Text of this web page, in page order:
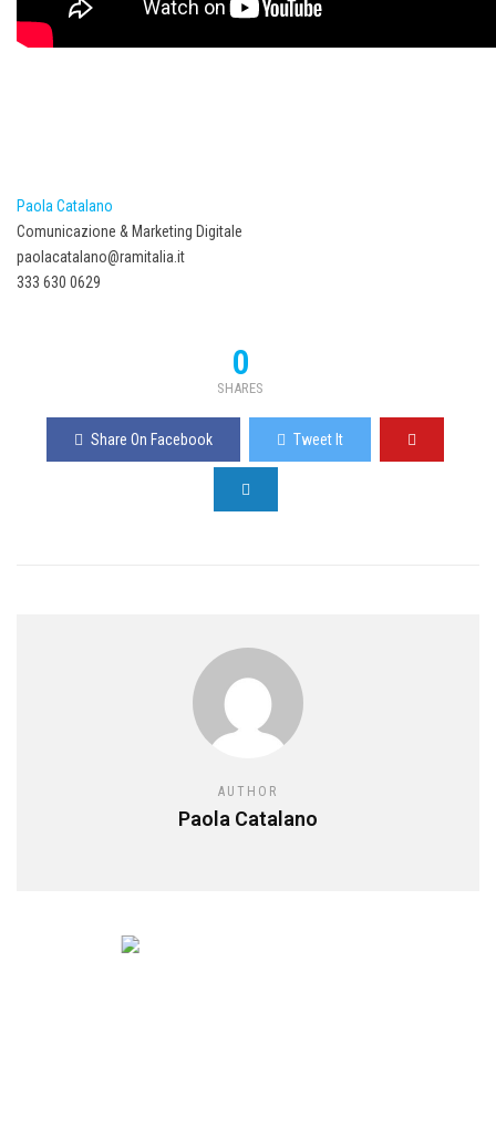
Paola Catalano
Comunicazione & Marketing Digitale
paolacatalano@ramitalia.it
333 630 0629
0
SHARES
Share On Facebook Tweet It
AUTHOR
Paola Catalano